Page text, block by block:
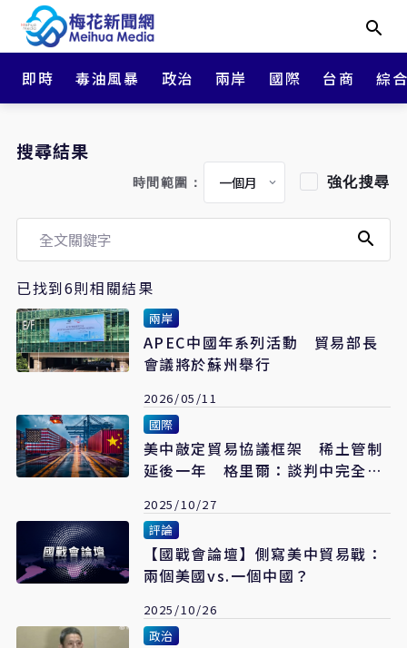
即時 毒油風暴 政治 兩岸 國際 台商 綜
搜尋結果
時間範圍： 強化搜尋
已找到6則相關結果
兩岸
APEC中國年系列活動 貿易部長
會議將於蘇州舉行
2026/05/11
國際
美中敲定貿易協議框架 稀土管制
延後一年 格里爾：談判中完全沒
2025/10/27
評論
【國戰會論壇】側寫美中貿易戰：
兩個美國vs.一個中國？
2025/10/26
政治